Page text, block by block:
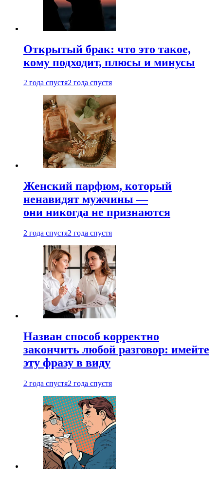
Открытый брак: что это такое,
кому подходит, плюсы и минусы
2 года спустя2 года спустя
Женский парфюм, который
ненавидят мужчины —
они никогда не признаются
2 года спустя2 года спустя
Назван способ корректно
закончить любой разговор: имейте
эту фразу в виду
2 года спустя2 года спустя